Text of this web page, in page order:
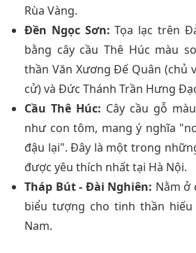
Rùa Vàng.
Đền Ngọc Sơn: Tọa lạc trên
bằng cây cầu Thê Húc màu
thần Văn Xương Đế Quân (chủ
cử) và Đức Thánh Trần Hưng
Cầu Thê Húc: Cây cầu gỗ
như con tôm, mang ý nghĩa
đậu lại". Đây là một trong
được yêu thích nhất tại Hà Nội.
Tháp Bút - Đài Nghiên: Nằm ở
biểu tượng cho tinh thần
Nam.